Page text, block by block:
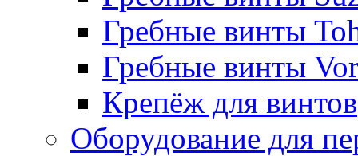
Гребные винты
Гребные винты
Крепёж для винтов
Оборудование для